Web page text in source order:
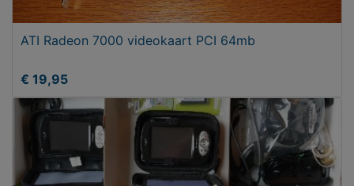
ATI Radeon 7000 videokaart PCI 64mb
€ 19,95